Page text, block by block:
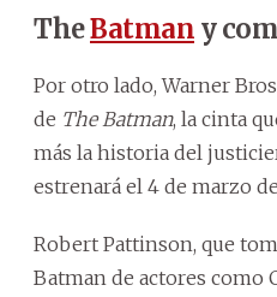
TheBatman y
Por otro lado, Warner
de The Batman, la cinta
más la historia del
estrenará el 4 de marzo
Robert Pattinson, que
Batman de actores como